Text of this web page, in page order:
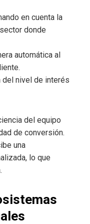
en cuenta la
donde
automática al
del nivel de interés
del equipo
de conversión.
una
lo que